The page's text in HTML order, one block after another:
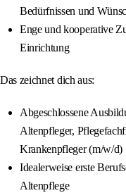
Bedürfnissen und
Enge und kooperative
Einrichtung
Das zeichnet dich aus:
Abgeschlossene
Altenpfleger,
Krankenpfleger (m/w/d)
Idealerweise erste
Altenpflege